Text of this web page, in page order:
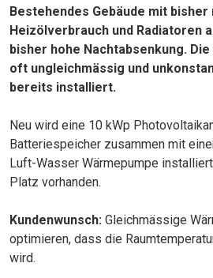
Bestehendes Gebäude mit bisher
Heizölverbrauch und Radiatoren
bisher hohe Nachtabsenkung.
oft ungleichmässig und
bereits installiert.
Neu wird eine 10 kWp
Batteriespeicher zusammen mit
Luft-Wasser Wärmepumpe
Platz vorhanden.
Kundenwunsch: Gleichmässige
optimieren, dass die
wird.